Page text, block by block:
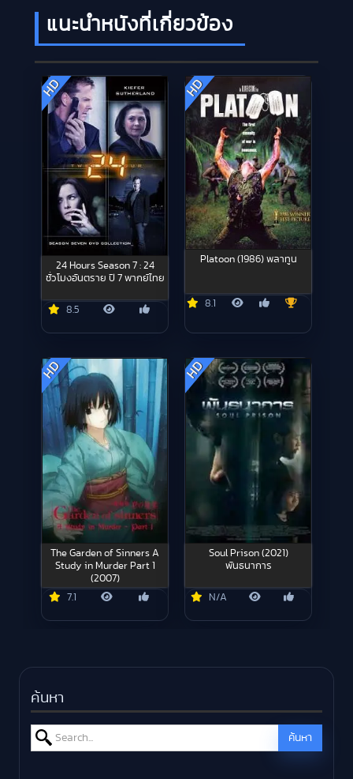
แนะนำหนังที่เกี่ยวข้อง
HD
24 Hours Season 7 : 24
ชั่วโมงอันตราย ปี 7 พากย์ไทย
8.5
HD
Platoon (1986) พลาทูน
8.1
HD
The Garden of Sinners A
Study in Murder Part 1
(2007)
7.1
HD
Soul Prison (2021)
พันธนาการ
N/A
ค้นหา
Search for: ค้นหา